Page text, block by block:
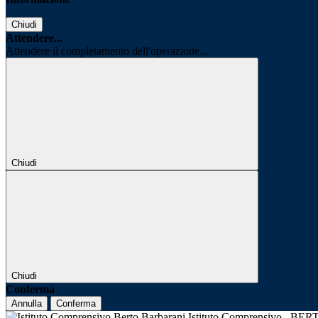
Chiudi
Attendere...
Attendere il completamento dell'operazione...
Chiudi
Chiudi
Conferma
Annulla Conferma